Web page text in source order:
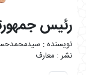
رئیس
معارف